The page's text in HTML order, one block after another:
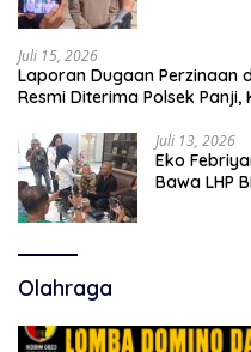
Juli 15, 2026
Laporan Dugaan Perzinaan
Resmi Diterima Polsek
Juli 13, 2026
Eko
Bawa LHP
Olahraga